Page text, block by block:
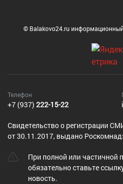
© Balakovo24.ru
Телефон
+7 (937) 222-15-22
Cвидетельство о регистрации
от 30.11.2017, выдано
При полной или частичной
обязательно ставьте
новость.